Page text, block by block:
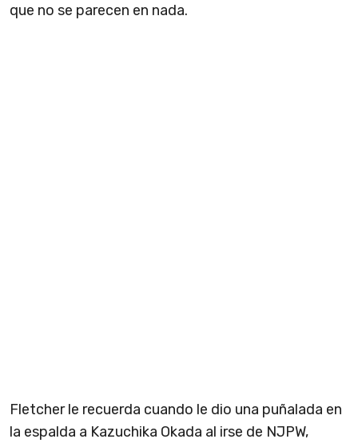
que no se parecen en nada.
Fletcher le recuerda cuando le dio una puñalada en
la espalda a Kazuchika Okada al irse de NJPW,